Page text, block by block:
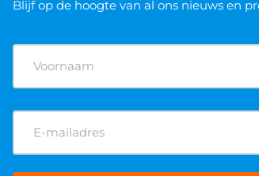
Blijf op de hoogte van al ons nieuws en
E-
mailadres
(Vereist)